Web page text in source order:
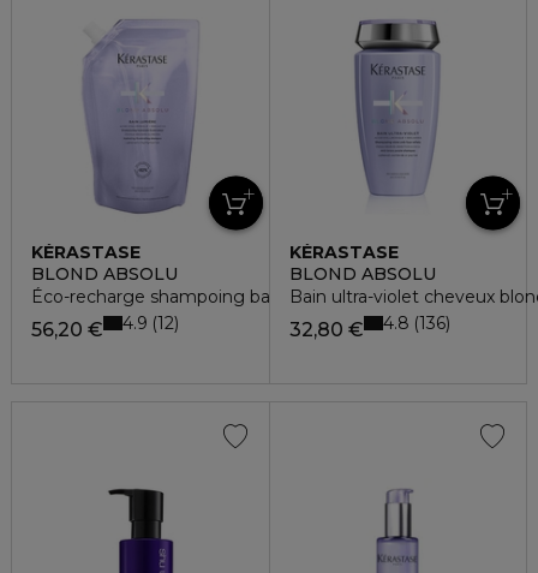
KÉRASTASE
BLOND ABSOLU
Éco-recharge shampoing bain lumière
56,20 € 4.9 12
KÉRASTASE
BLOND ABSOLU
Bain ultra-violet cheveux
32,80 € 4.8 136